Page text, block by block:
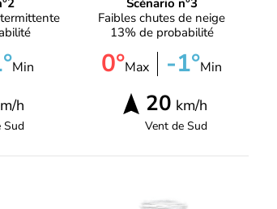
Min
h
Sud
Faibles chutes de neige
13% de probabilité
0°Max -1°Min
20 km/h
Vent deSud